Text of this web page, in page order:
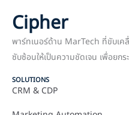
Cipher
พาร์ทเนอร์ด้าน MarTech ที่ขับเค
ซับซ้อนให้เป็นความชัดเจน เพื่อย
SOLUTIONS
CRM & CDP